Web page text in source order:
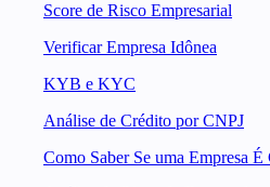
Score de Risco Empresarial
Verificar Empresa Idônea
KYB e KYC
Análise de Crédito por CNPJ
Como Saber Se uma Empresa